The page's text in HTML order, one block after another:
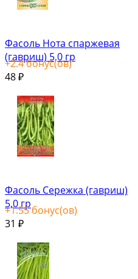
Фасоль Нота спаржевая
(гавриш) 5,0 гр
+2.4бонус(ов)
48 ₽
Фасоль Сережка (гавриш)
5,0 гр
+1.55 бонус(ов)
31 ₽